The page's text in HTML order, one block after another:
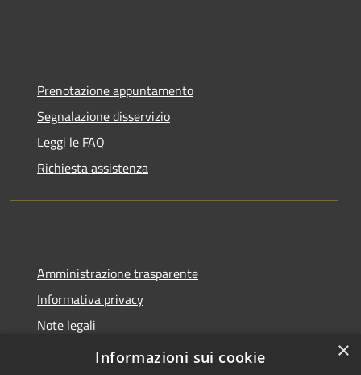
Prenotazione appuntamento
Segnalazione disservizio
Leggi le FAQ
Richiesta assistenza
Amministrazione trasparente
Informativa privacy
Note legali
Dichiarazione di accessibilità
×
Informazioni sui cookie